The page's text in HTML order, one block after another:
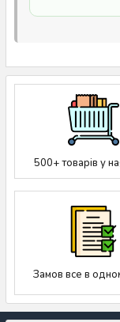
500+ товарів у
Замов все в